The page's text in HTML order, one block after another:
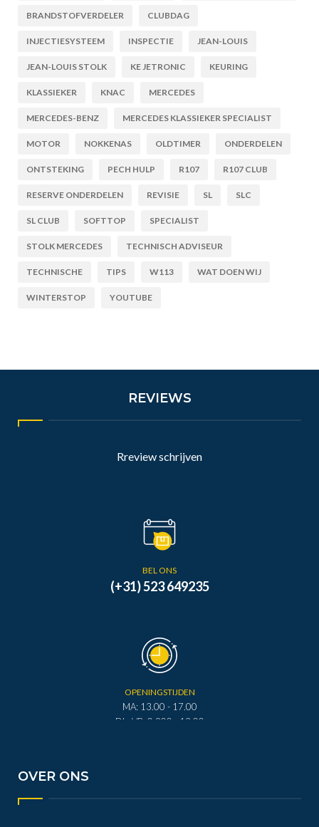
BRANDSTOFVERDELER CLUBDAG
INJECTIESYSTEEM INSPECTIE JEAN-LOUIS
JEAN-LOUIS STOLK KE JETRONIC KEURING
KLASSIEKER KNAC MERCEDES
MERCEDES-BENZ MERCEDES KLASSIEKER SPECIALIST
MOTOR NOKKENAS OLDTIMER ONDERDELEN
ONTSTEKING PECH HULP R107 R107 CLUB
RESERVE ONDERDELEN REVISIE SL SLC
SL CLUB SOFTTOP SPECIALIST
STOLK MERCEDES TECHNISCH ADVISEUR
TECHNISCHE TIPS W113 WAT DOEN WIJ
WINTERSTOP YOUTUBE
REVIEWS
Rreview schrijven
BEL ONS
(+31) 523 649235
OPENINGSTIJDEN
MA: 13.00 - 17.00
DI - VR: 0.900 - 12.00
OVER ONS